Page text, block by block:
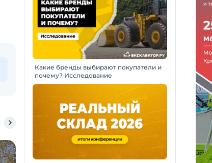
Какие бренды выбирают покупатели и
почему? Исследование